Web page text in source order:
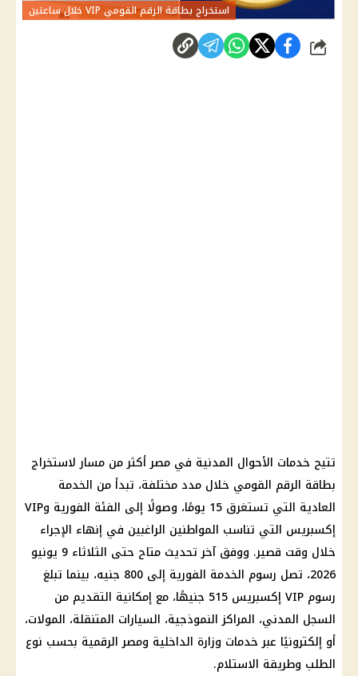
استخراج بطاقة الرقم القومي VIP خلال ساعتين
شارك
تتيح خدمات الأحوال المدنية في مصر أكثر من مسار لاستخراج
بطاقة الرقم القومي خلال مدد مختلفة، تبدأ من الخدمة
العادية التي تستغرق 15 يومًا، وصولًا إلى الفئة الفورية وVIP
إكسبريس التي تناسب المواطنين الراغبين في إنهاء الإجراء
خلال وقت قصير. ووفق آخر تحديث متاح حتى الثلاثاء 9 يونيو
2026، تصل رسوم الخدمة الفورية إلى 800 جنيه، بينما تبلغ
رسوم VIP إكسبريس 515 جنيهًا، مع إمكانية التقديم من
السجل المدني، المراكز النموذجية، السيارات المتنقلة، المولات،
أو إلكترونيًا عبر خدمات وزارة الداخلية ومصر الرقمية بحسب نوع
الطلب وطريقة الاستلام.